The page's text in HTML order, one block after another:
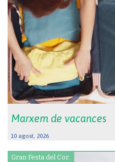
Marxem de vacances
10 agost, 2026
Gran Festa del Cor.